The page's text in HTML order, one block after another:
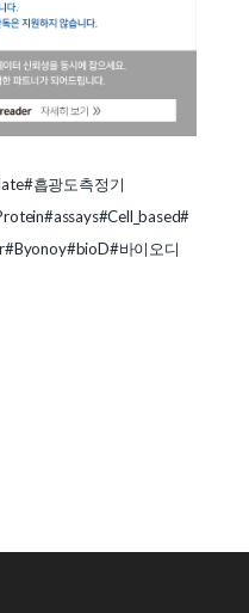
#흡광도측정기
#assays#Cell_based#
#Byonoy#bioD#바이오디